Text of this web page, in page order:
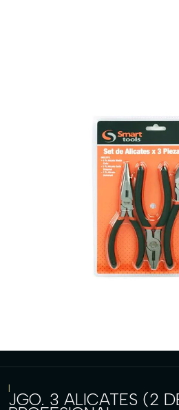
|
JGO. 3 ALICATES (2